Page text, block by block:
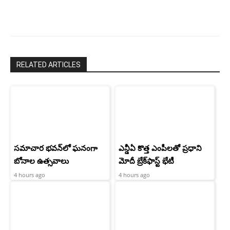
RELATED ARTICLES
సమాచార భవన్‌లో ఘనంగా
బోనాల ఉత్సవాలు
4 hours ago
ఎన్డీఏ కొత్త ఎంపీలతో ప్రధాని
మోదీ బ్రేక్‌ఫాస్ట్ భేటీ
4 hours ago